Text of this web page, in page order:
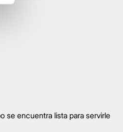
se encuentra lista para servirle